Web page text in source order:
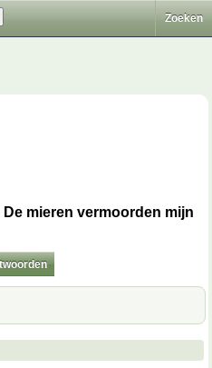
Zoeken
De mieren vermoorden mijn